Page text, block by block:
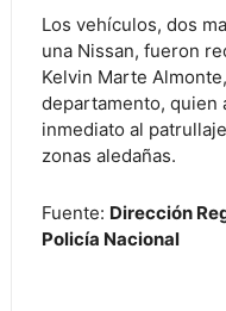
Los vehículos, dos
una Nissan, fueron
Kelvin Marte
departamento, quien
inmediato al
zonas aledañas.
Fuente: Dirección
Policía Nacional